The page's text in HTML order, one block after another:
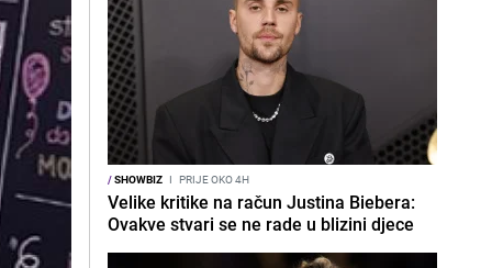
/SHOWBIZ I PRIJE OKO 4H
Velike kritike na račun Justina Biebera:
Ovakve stvari se ne rade u blizini djece